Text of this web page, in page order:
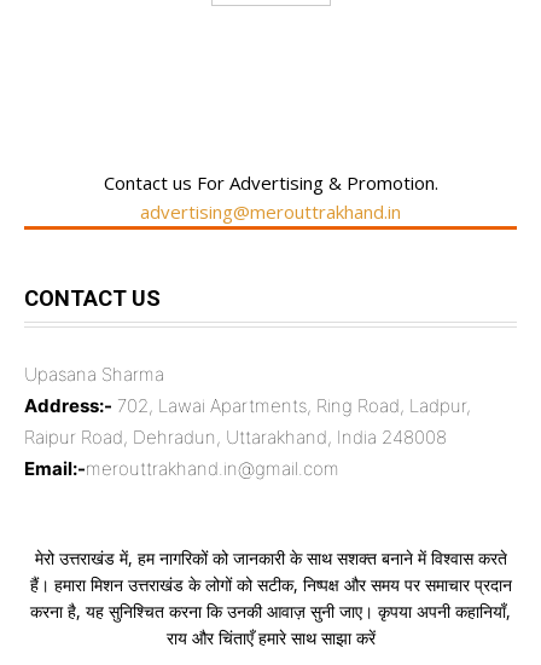
Contact us For Advertising & Promotion.
advertising@merouttrakhand.in
CONTACT US
Upasana Sharma
Address:- 702, Lawai Apartments, Ring Road, Ladpur,
Raipur Road, Dehradun, Uttarakhand, India 248008
Email:-merouttrakhand.in@gmail.com
मेरो उत्तराखंड में, हम नागरिकों को जानकारी के साथ सशक्त बनाने में विश्वास करते
हैं। हमारा मिशन उत्तराखंड के लोगों को सटीक, निष्पक्ष और समय पर समाचार प्रदान
करना है, यह सुनिश्चित करना कि उनकी आवाज़ सुनी जाए। कृपया अपनी कहानियाँ,
राय और चिंताएँ हमारे साथ साझा करें